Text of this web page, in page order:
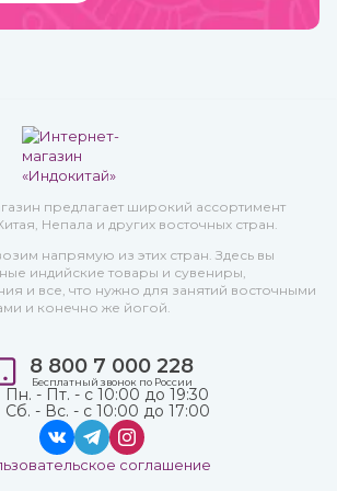
предлагает широкий ассортимент
Непала и других восточных стран.
напрямую из этих стран. Здесь вы
индийские товары и сувениры,
и все, что нужно для занятий восточными
и конечно же йогой.
8 800 7 000 228
Бесплатный звонок по России
Пн. - Пт. - с 10:00 до 19:30
Сб. - Вс. - с 10:00 до 17:00
соглашение